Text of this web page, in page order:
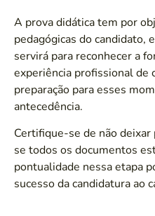
A prova didática tem por
pedagógicas do candidato,
servirá para reconhecer a
experiência profissional de
preparação para esses
antecedência.
Certifique-se de não
se todos os documentos
pontualidade nessa etapa
sucesso da candidatura ao